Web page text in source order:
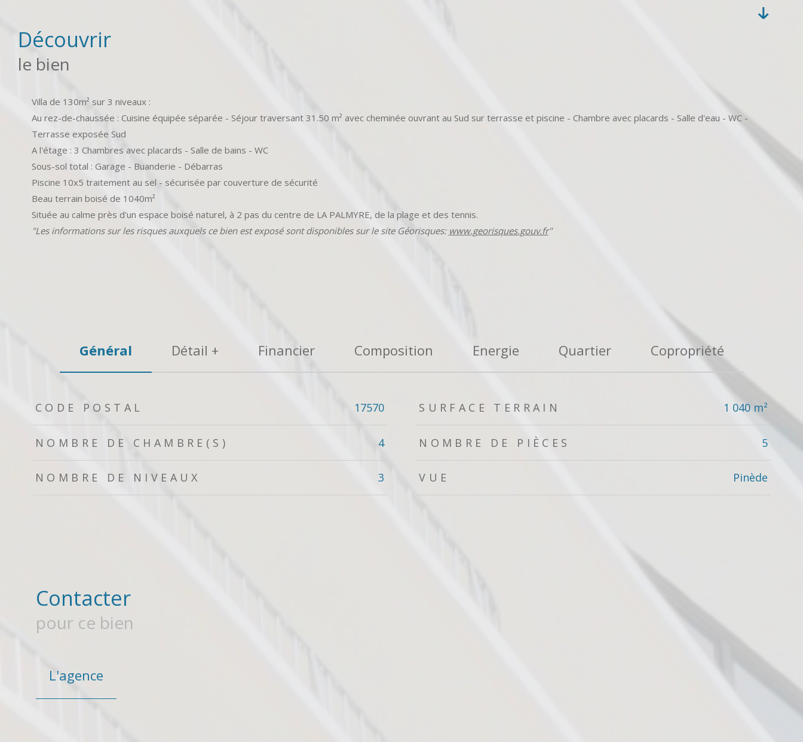
découvrir
le bien
Villa de 130m² sur 3 niveaux :
Au rez-de-chaussée : Cuisine équipée séparée - Séjour traversant 31.50 m² avec cheminée ouvrant au Sud sur terrasse et piscine - Chambre avec placards - Salle d'eau - WC -
Terrasse exposée Sud
A l'étage : 3 Chambres avec placards - Salle de bains - WC
Sous-sol total : Garage - Buanderie - Débarras
Piscine 10x5 traitement au sel - sécurisée par couverture de sécurité
Beau terrain boisé de 1040m²
Située au calme près d'un espace boisé naturel, à 2 pas du centre de LA PALMYRE, de la plage et des tennis.
"Les informations sur les risques auxquels ce bien est exposé sont disponibles sur le site Géorisques: www.georisques.gouv.fr"
Général Détail + Financier Composition Energie Quartier Copropriété
TRAD_ZEPHYR_Caracteristique
CODE POSTAL 17570 SURFACE TERRAIN 1 040 m²
NOMBRE DE CHAMBRE(S) 4 NOMBRE DE PIÈCES 5
NOMBRE DE NIVEAUX 3 VUE Pinède
Contacter
pour ce bien
L'agence